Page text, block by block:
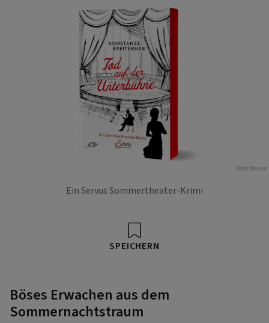
Foto: Servus
Ein Servus Sommertheater-Krimi
SPEICHERN
Böses Erwachen aus dem
Sommernachtstraum